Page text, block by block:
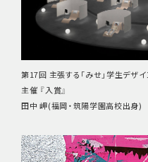
第17回 主張する「みせ」学生デ
主催 『入賞』
田中 岬(福岡・筑陽学園高校出身)